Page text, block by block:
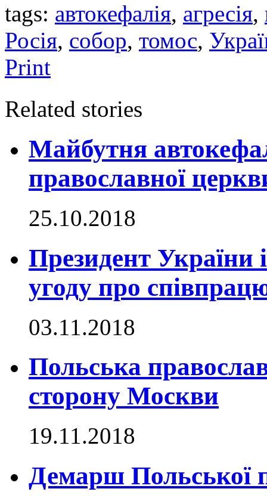
tags: автокефалія, агресія,
Росія, собор, томос,
Print
Related stories
Майбутня
православної
25.10.2018
Президент України
угоду про
03.11.2018
Польська
сторону Москви
19.11.2018
Демарш Польської